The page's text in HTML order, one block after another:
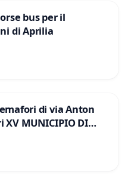
bus per il
di Aprilia
di via Anton
MUNICIPIO DI